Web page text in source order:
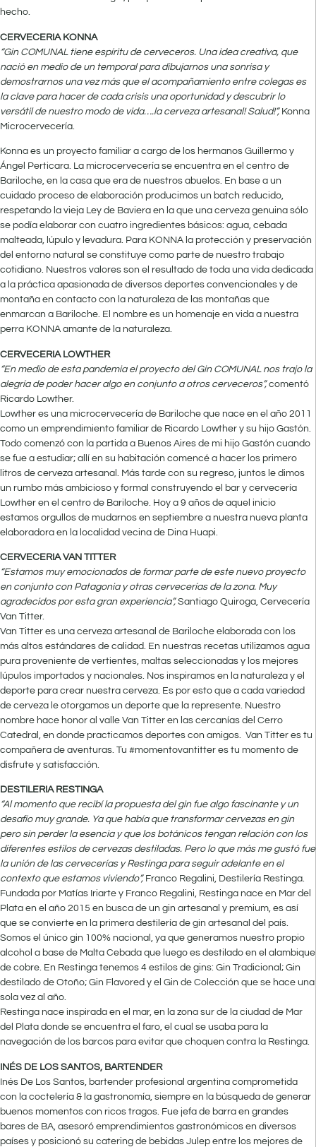
hecho.
CERVECERIA KONNA
“Gin COMUNAL tiene espíritu de cerveceros. Una idea creativa, que
nació en medio de un temporal para dibujarnos una sonrisa y
demostrarnos una vez más que el acompañamiento entre colegas es
la clave para hacer de cada crisis una oportunidad y descubrir lo
versátil de nuestro modo de vida….la cerveza artesanal! Salud!”,Konna
Microcervecería.
Konna es un proyecto familiar a cargo de los hermanos Guillermo y
Ángel Perticara. La microcervecería se encuentra en el centro de
Bariloche, en la casa que era de nuestros abuelos. En base a un
cuidado proceso de elaboración producimos un batch reducido,
respetando la vieja Ley de Baviera en la que una cerveza genuina sólo
se podía elaborar con cuatro ingredientes básicos: agua, cebada
malteada, lúpulo y levadura. Para KONNA la protección y preservación
del entorno natural se constituye como parte de nuestro trabajo
cotidiano. Nuestros valores son el resultado de toda una vida dedicada
a la práctica apasionada de diversos deportes convencionales y de
montaña en contacto con la naturaleza de las montañas que
enmarcan a Bariloche. El nombre es un homenaje en vida a nuestra
perra KONNA amante de la naturaleza.
CERVECERIA LOWTHER
“En medio de esta pandemia el proyecto del Gin COMUNAL nos trajo la
alegría de poder hacer algo en conjunto a otros cerveceros”,comentó
Ricardo Lowther.
Lowther es una microcervecería de Bariloche que nace en el año 2011
como un emprendimiento familiar de Ricardo Lowther y su hijo Gastón.
Todo comenzó con la partida a Buenos Aires de mi hijo Gastón cuando
se fue a estudiar; allí en su habitación comencé a hacer los primero
litros de cerveza artesanal. Más tarde con su regreso, juntos le dimos
un rumbo más ambicioso y formal construyendo el bar y cervecería
Lowther en el centro de Bariloche. Hoy a 9 años de aquel inicio
estamos orgullos de mudarnos en septiembre a nuestra nueva planta
elaboradora en la localidad vecina de Dina Huapi.
CERVECERIA VAN TITTER
“Estamos muy emocionados de formar parte de este nuevo proyecto
en conjunto con Patagonia y otras cervecerías de la zona. Muy
agradecidos por esta gran experiencia”,Santiago Quiroga, Cervecería
Van Titter.
Van Titter es una cerveza artesanal de Bariloche elaborada con los
más altos estándares de calidad. En nuestras recetas utilizamos agua
pura proveniente de vertientes, maltas seleccionadas y los mejores
lúpulos importados y nacionales. Nos inspiramos en la naturaleza y el
deporte para crear nuestra cerveza. Es por esto que a cada variedad
de cerveza le otorgamos un deporte que la represente. Nuestro
nombre hace honor al valle Van Titter en las cercanías del Cerro
Catedral, en donde practicamos deportes con amigos. Van Titter es tu
compañera de aventuras. Tu #momentovantitter es tu momento de
disfrute y satisfacción.
DESTILERIA RESTINGA
“Al momento que recibí la propuesta del gin fue algo fascinante y un
desafío muy grande. Ya que había que transformar cervezas en gin
pero sin perder la esencia y que los botánicos tengan relación con los
diferentes estilos de cervezas destiladas. Pero lo que más me gustó fue
la unión de las cervecerías y Restinga para seguir adelante en el
contexto que estamos viviendo”,Franco Regalini, Destilería Restinga.
Fundada por Matías Iriarte y Franco Regalini, Restinga nace en Mar del
Plata en el año 2015 en busca de un gin artesanal y premium, es así
que se convierte en la primera destilería de gin artesanal del país.
Somos el único gin 100% nacional, ya que generamos nuestro propio
alcohol a base de Malta Cebada que luego es destilado en el alambique
de cobre. En Restinga tenemos 4 estilos de gins: Gin Tradicional; Gin
destilado de Otoño; Gin Flavored y el Gin de Colección que se hace una
sola vez al año.
Restinga nace inspirada en el mar, en la zona sur de la ciudad de Mar
del Plata donde se encuentra el faro, el cual se usaba para la
navegación de los barcos para evitar que choquen contra la Restinga.
INÉS DE LOS SANTOS, BARTENDER
Inés De Los Santos, bartender profesional argentina comprometida
con la coctelería & la gastronomía, siempre en la búsqueda de generar
buenos momentos con ricos tragos. Fue jefa de barra en grandes
bares de BA, asesoró emprendimientos gastronómicos en diversos
países y posicionó su catering de bebidas Julep entre los mejores de